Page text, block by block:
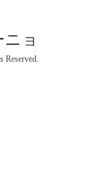
ョ
Reserved.